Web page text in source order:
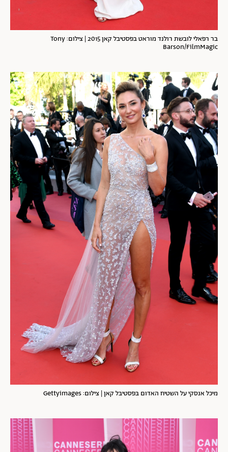
בר רפאלי לובשת רולנד מוראט בפסטיבל קאן 2015 | צילום: Tony
Barson/FilmMagic
מיכל אנסקי על השטיח האדום בפסטיבל קאן | צילום: Gettyimages